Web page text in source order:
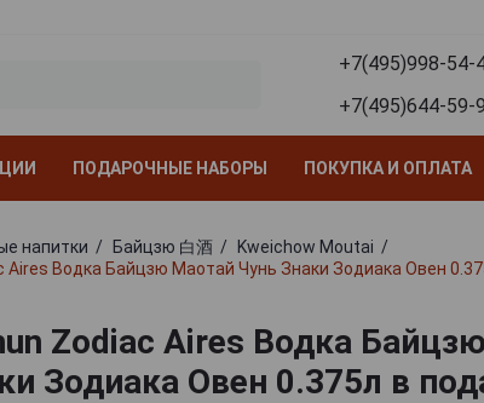
+7(495)998-54-
+7(495)644-59-
ПОДАРОЧНЫЕ НАБОРЫ ПОКУПКА И ОПЛАТА
напитки Байцзю 白酒
Kweichow Moutai
Aires Водка Байцзю Маотай Чунь Знаки Зодиака Овен
Zodiac Aires Водка
Зодиака Овен 0.375л в